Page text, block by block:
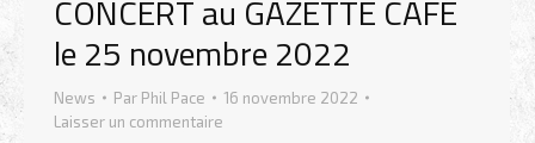
CONCERT au GAZETTE CAFÉ
le 25 novembre 2022
News Par Phil Pace
16 novembre 2022
Laisser un commentaire